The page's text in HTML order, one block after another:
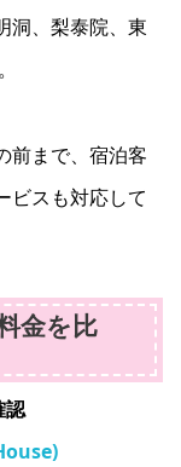
洞、梨泰院、東
前まで、宿泊客
ビスも対応して
金を比
認